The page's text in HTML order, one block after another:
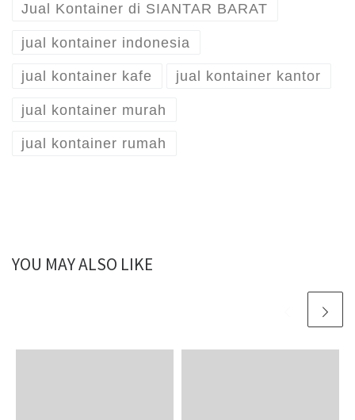
Jual Kontainer di SIANTAR BARAT
jual kontainer indonesia
jual kontainer kafe jual kontainer kantor
jual kontainer murah
jual kontainer rumah
YOU MAY ALSO LIKE